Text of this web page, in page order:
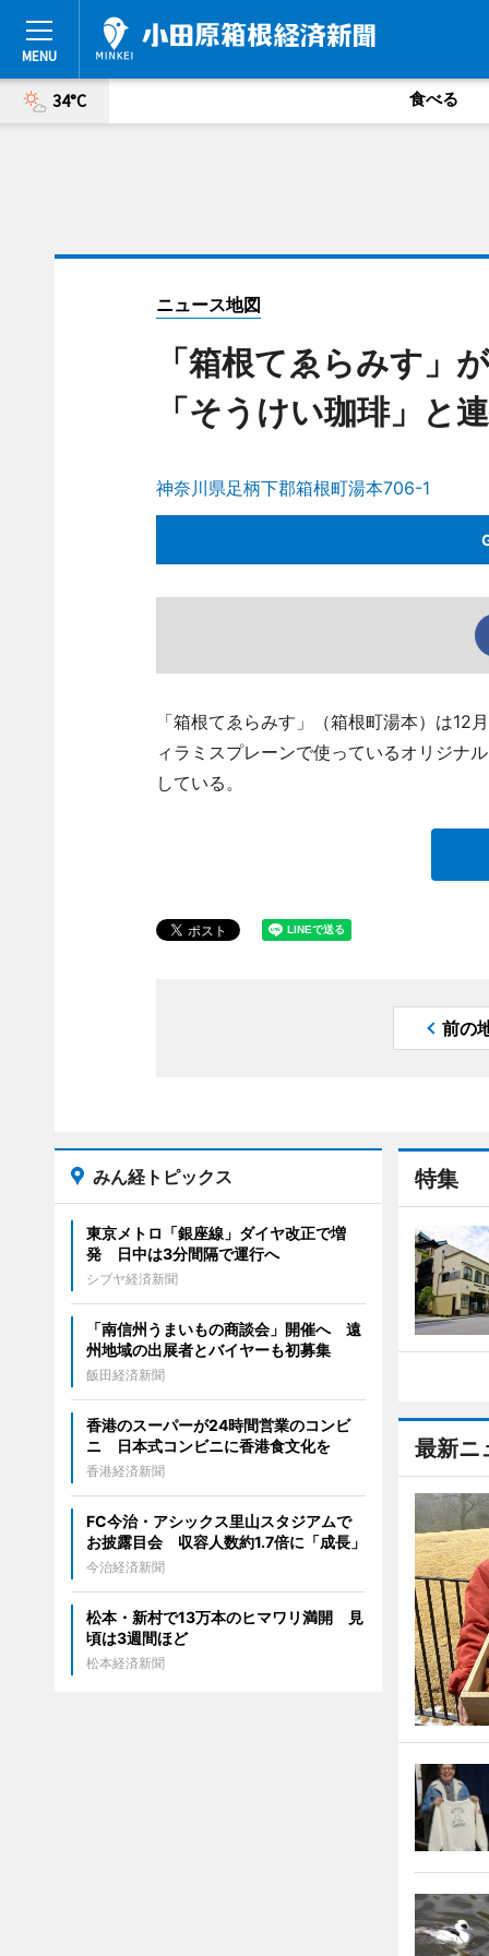
34°C 食べる
ニュース地図
「箱根てゑらみす
「そうけい珈琲」と
神奈川県足柄下郡箱根町湯本706-1
「箱根てゑらみす」（箱根町湯本）は12
ィラミスプレーンで使っているオリジナ
している。
前の
特集
最新ニ
みん経トピックス
東京メトロ「銀座線」ダイヤ改正で増
発 日中は3分間隔で運行へ
シブヤ経済新聞
「南信州うまいもの商談会」開催へ 遠
州地域の出展者とバイヤーも初募集
飯田経済新聞
香港のスーパーが24時間営業のコンビ
ニ 日本式コンビニに香港食文化を
香港経済新聞
FC今治・アシックス里山スタジアムで
お披露目会 収容人数約1.7倍に「成長」
今治経済新聞
松本・新村で13万本のヒマワリ満開 見
頃は3週間ほど
松本経済新聞